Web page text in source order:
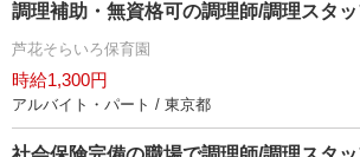
調理補助・無資格可の調理師/調理スタッ
芦花そらいろ保育園
時給1,300円
アルバイト・パート / 東京都